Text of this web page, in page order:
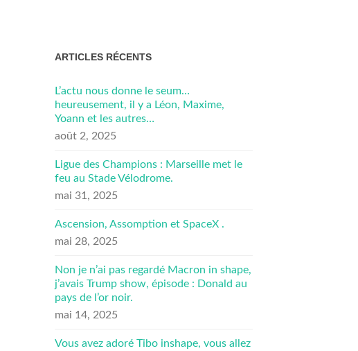
ARTICLES RÉCENTS
L’actu nous donne le seum…
heureusement, il y a Léon, Maxime,
Yoann et les autres…
août 2, 2025
Ligue des Champions : Marseille met le
feu au Stade Vélodrome.
mai 31, 2025
Ascension, Assomption et SpaceX .
mai 28, 2025
Non je n’ai pas regardé Macron in shape,
j’avais Trump show, épisode : Donald au
pays de l’or noir.
mai 14, 2025
Vous avez adoré Tibo inshape, vous allez